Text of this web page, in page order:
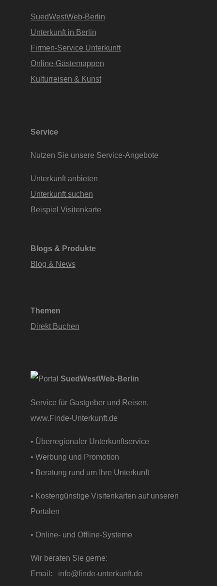
SuedWestWeb-Berlin
Unterkunft in Berlin
Firmen-Service Unterkunft
Online-Gästemappen
Kulturreisen & Kunst
Service
Nutzen Sie unsere Service-Angebote
Unterkunft anbieten
Unterkunft suchen
Beispiel Visitenkarte
Blogs & Produkte
Blog & News
Themen
Direkt Buchen
SuedWestWeb-Berlin
Service für Gastgeber und Reisen.
www.Finde-Unterkunft.de
• Überregionaler Unterkunftservice
• Werbung und Promotion
• Beratung rund um Ihre Unterkunft
• Kostengünstige Visitenkarten auf unseren
Portalen
• Online- und Offline-Systeme
Wir beraten Sie gerne:
Email: info@finde-unterkunft.de